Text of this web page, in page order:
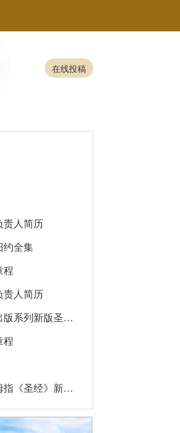
在线投稿
责人简历
约全集
程
责人简历
版系列新版圣…
程
指《圣经》新…